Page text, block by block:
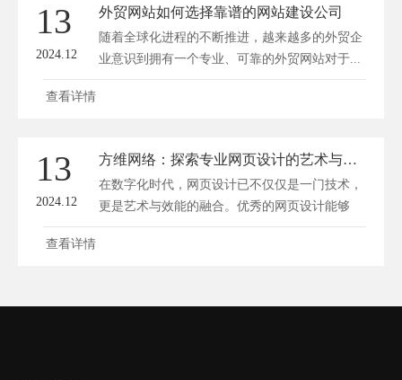
13
2024.12
外贸网站如何选择靠谱的网站建设公司
随着全球化进程的不断推进，越来越多的外贸企
业意识到拥有一个专业、可靠的外贸网站对于...
查看详情
13
2024.12
方维网络：探索专业网页设计的艺术与效能
在数字化时代，网页设计已不仅仅是一门技术，
更是艺术与效能的融合。优秀的网页设计能够
打...
查看详情